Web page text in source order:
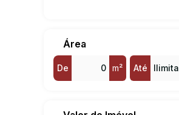
Área
De m² Até